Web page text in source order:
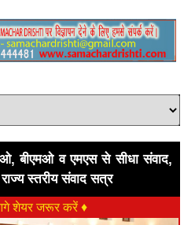
बीएमओ व एमएस से सीधा संवाद,
स्तरीय संवाद सत्र
शेयर जरूर करें ♦